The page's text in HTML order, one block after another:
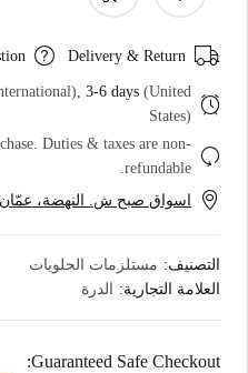
Delivery & Return
3-6 days (United
States)
Duties & taxes are non-
refundable.
اسواق صبح ش. النهضة، عمّان
التصنيف: مستلزمات الحلويات
العلامة التجارية:
الدرة
Guaranteed Safe Checkout: